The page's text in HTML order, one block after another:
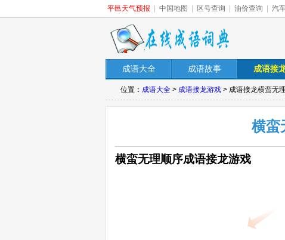
平邑天气预报 中国地图 区号查询 油价查询 汽
成语大全 成语故事 成语接
位置： 成语大全 > 成语接龙游戏 > 成语接龙横蛮无
横蛮
横蛮无理顺序成语接龙游戏